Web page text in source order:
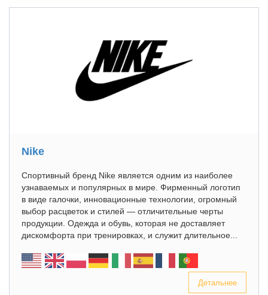
Nike
Спортивный бренд Nike является одним из наиболее
узнаваемых и популярных в мире. Фирменный логотип
в виде галочки, инновационные технологии, огромный
выбор расцветок и стилей — отличительные черты
продукции. Одежда и обувь, которая не доставляет
дискомфорта при тренировках, и служит длительное...
Детальнее